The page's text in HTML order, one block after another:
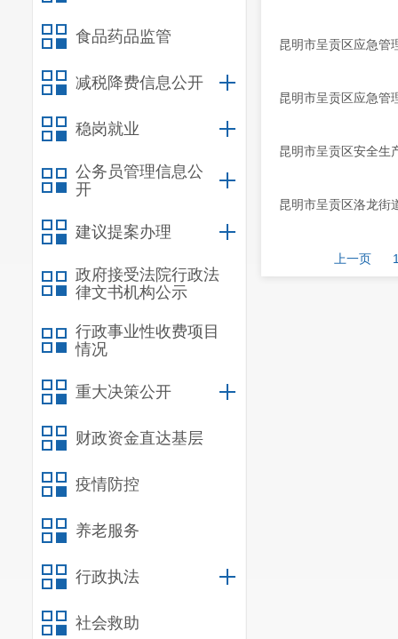
食品药品监管
减税降费信息公开
稳岗就业
公务员管理信息公
开
建议提案办理
政府接受法院行政法
律文书机构公示
行政事业性收费项目
情况
重大决策公开
财政资金直达基层
疫情防控
养老服务
行政执法
社会救助
昆明市呈贡区应急管
昆明市呈贡区应急管
昆明市呈贡区安全生
昆明市呈贡区洛龙街
上一页